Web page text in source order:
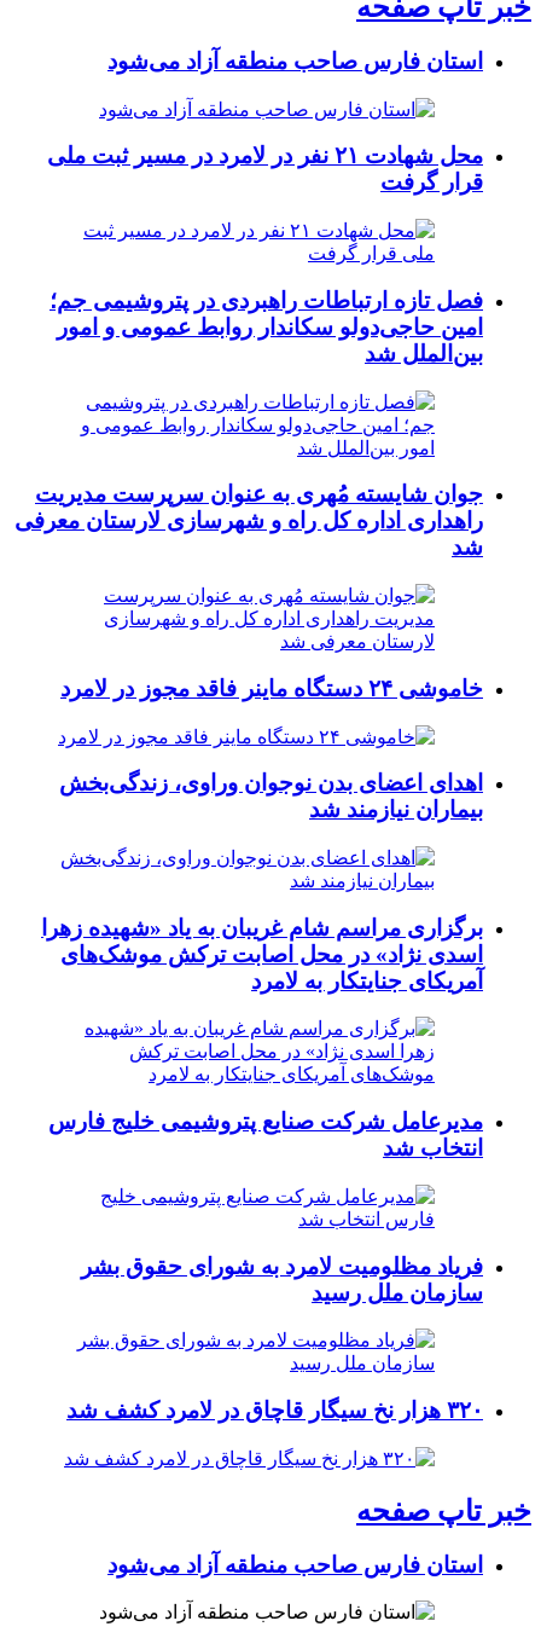
خبر تاپ صفحه
استان فارس صاحب منطقه آزاد می‌شود
محل شهادت ۲۱ نفر در لامرد در مسیر ثبت ملی
قرار گرفت
فصل تازه ارتباطات راهبردی در پتروشیمی جم؛
امین حاجی‌دولو سکاندار روابط عمومی و امور
بین‌الملل شد
جوان شایسته مُهری به عنوان سرپرست مدیریت
راهداری اداره کل راه و شهرسازی لارستان معرفی
شد
خاموشی ۲۴ دستگاه ماینر فاقد مجوز در لامرد
اهدای اعضای بدن نوجوان وراوی، زندگی‌بخش
بیماران نیازمند شد
برگزاری مراسم شام غریبان به یاد «شهیده زهرا
اسدی نژاد» در محل اصابت ترکش موشک‌های
آمریکای جنایتکار به لامرد
مدیرعامل شرکت صنایع پتروشیمی خلیج فارس
انتخاب شد
فریاد مظلومیت لامرد به شورای حقوق بشر
سازمان ملل رسید
۳۲۰ هزار نخ سیگار قاچاق در لامرد کشف شد
خبر تاپ صفحه
استان فارس صاحب منطقه آزاد می‌شود